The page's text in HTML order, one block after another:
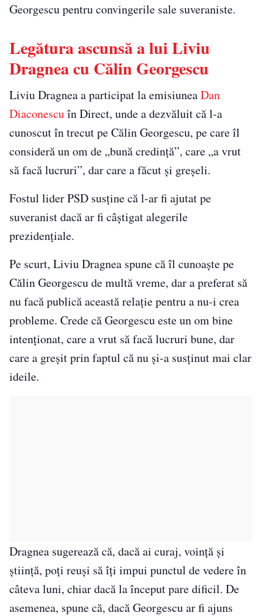
Georgescu pentru convingerile sale suveraniste.
Legătura ascunsă a lui Liviu
Dragnea cu Călin Georgescu
Liviu Dragnea a participat la emisiuneaDan
Diaconescuîn Direct, unde a dezvăluit că l-a
cunoscut în trecut pe Călin Georgescu, pe care îl
consideră un om de „bună credință”, care „a vrut
să facă lucruri”, dar care a făcut și greșeli.
Fostul lider PSD susține că l-ar fi ajutat pe
suveranist dacă ar fi câștigat alegerile
prezidențiale.
Pe scurt, Liviu Dragnea spune că îl cunoaște pe
Călin Georgescu de multă vreme, dar a preferat să
nu facă publică această relație pentru a nu-i crea
probleme. Crede că Georgescu este un om bine
intenționat, care a vrut să facă lucruri bune, dar
care a greșit prin faptul că nu și-a susținut mai clar
ideile.
Dragnea sugerează că, dacă ai curaj, voință și
știință, poți reuși să îți impui punctul de vedere în
câteva luni, chiar dacă la început pare dificil. De
asemenea, spune că, dacă Georgescu ar fi ajuns